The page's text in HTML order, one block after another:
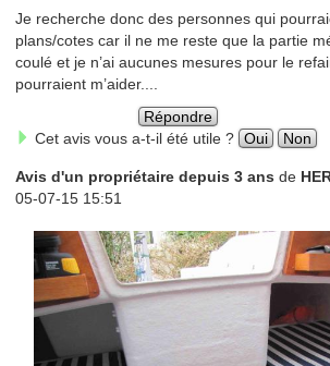
Je recherche donc des personnes qui
plans/cotes car il ne me reste que la partie
coulé et je n’ai aucunes mesures pour le
pourraient m’aider....
Répondre
Cet avis vous a-t-il été utile ? Oui Non
Avis d'un propriétaire depuis 3 ans de
05-07-15 15:51